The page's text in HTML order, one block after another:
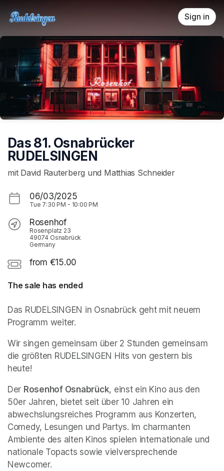
Skip header
Sign in
Das 81. Osnabrücker
RUDELSINGEN
mit David Rauterberg und Matthias Schneider
06/03/2025
Tue 7:30 PM - 10:00 PM
Rosenhof
Rosenplatz 23
49074 Osnabrück
Germany
from €15.00
The sale has ended
Das RUDELSINGEN in Osnabrück geht mit neuem
Programm weiter.
Wir singen gemeinsam über 2 Stunden gemeinsam
die größten RUDELSINGEN Hits von gestern bis
heute!
Der Rosenhof Osnabrück, einst ein Kino aus den
50er Jahren, bietet seit über 10 Jahren ein
abwechslungsreiches Programm aus Konzerten,
Comedy, Lesungen und Partys. Im charmanten
Ambiente des alten Kinos spielen internationale und
nationale Topacts sowie vielversprechende
Newcomer.